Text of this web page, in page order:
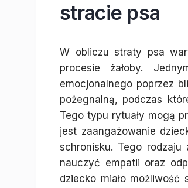
stracie psa
W obliczu straty psa
procesie żałoby.
emocjonalnego poprzez
pożegnalną, podczas
Tego typu rytuały mogą
jest zaangażowanie
schronisku. Tego
nauczyć empatii oraz
dziecko miało